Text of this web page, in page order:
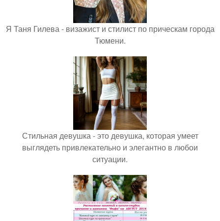
Я Таня Гилева - визажист и стилист по прическам города
Тюмени.
Стильная девушка - это девушка, которая умеет
выглядеть привлекательно и элегантно в любои
ситуации.